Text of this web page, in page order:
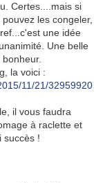
Certes....mais si
les congeler,
une idée
Une belle
la voici :
11/21/32959920
il vous faudra
à raclette et
succès !